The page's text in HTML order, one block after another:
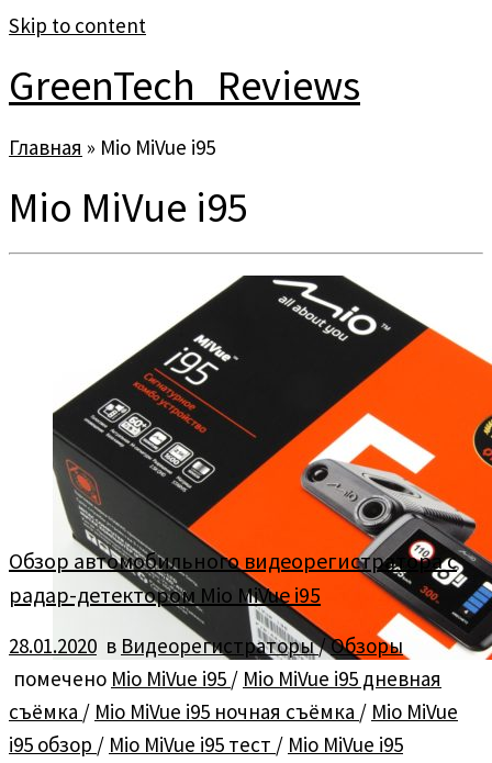
Skip to content
GreenTech_Reviews
Главная » Mio MiVue i95
Mio MiVue i95
Обзор автомобильного видеорегистратора с
радар-детектором Mio MiVue i95
28.01.2020 в Видеорегистраторы/Обзоры
помечено Mio MiVue i95 / Mio MiVue i95 дневная
съёмка / Mio MiVue i95 ночная съёмка / Mio MiVue
i95 обзор / Mio MiVue i95 тест / Mio MiVue i95